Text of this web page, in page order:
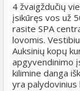
4 žvaigždučių
įsikūręs vos už
rasite SPA
lovomis.
Auksinių kopų
apgyvendinimo
kilimine danga
yra